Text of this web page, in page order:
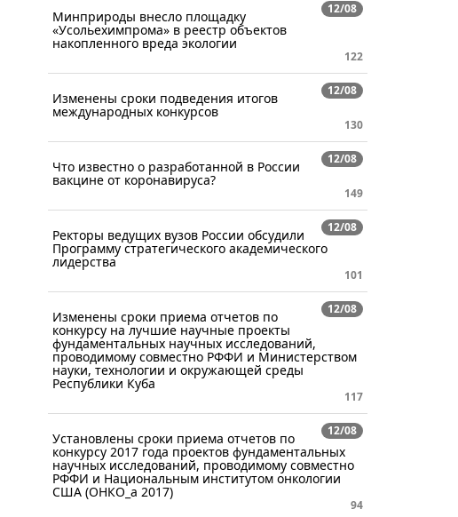
12/08
Минприроды внесло площадку
«Усольехимпрома» в реестр объектов
накопленного вреда экологии
122
12/08
Изменены сроки подведения итогов
международных конкурсов
130
12/08
Что известно о разработанной в России
вакцине от коронавируса?
149
12/08
Ректоры ведущих вузов России обсудили
Программу стратегического академического
лидерства
101
12/08
Изменены сроки приема отчетов по
конкурсу на лучшие научные проекты
фундаментальных научных исследований,
проводимому совместно РФФИ и Министерством
науки, технологии и окружающей среды
Республики Куба
117
12/08
Установлены сроки приема отчетов по
конкурсу 2017 года проектов фундаментальных
научных исследований, проводимому совместно
РФФИ и Национальным институтом онкологии
США (ОНКО_а 2017)
94